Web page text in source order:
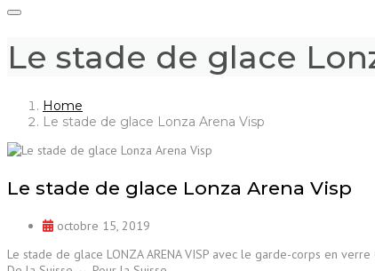
Le stade de glace
Home
Le stade de glace Lonza Arena Visp
Le stade de glace Lonza Arena Visp
octobre 15, 2019
Le stade de glace LONZA ARENA VISP avec le garde-corps en